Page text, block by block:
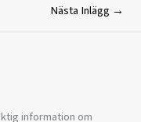
Nästa Inlägg →
information om